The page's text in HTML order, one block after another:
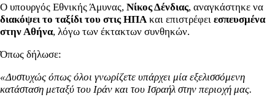
Ο υπουργός Εθνικής Άμυνας, Νίκος Δένδιας, αναγκάστηκε να
διακόψει το ταξίδι του στις ΗΠΑκαι επιστρέφει εσπευσμένα
στην Αθήνα, λόγω των έκτακτων συνθηκών.
Όπως δήλωσε:
«Δυστυχώς όπως όλοι γνωρίζετε υπάρχει μία εξελισσόμενη
κατάσταση μεταξύ του Ιράν και του Ισραήλ στην περιοχή μας.